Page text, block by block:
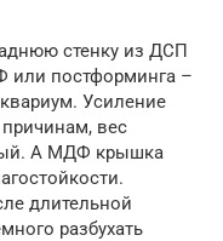
стенку из ДСП
или постформинга –
Усиление
вес
А МДФ крышка
длительной
разбухать